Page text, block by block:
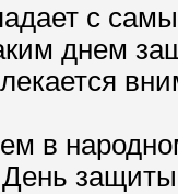
с
днем
в